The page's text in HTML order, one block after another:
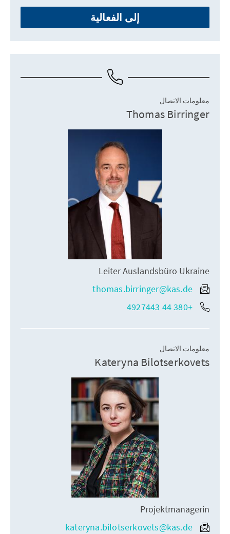
إلى الفعالية
معلومات الاتصال
Thomas Birringer
Leiter Auslandsbüro Ukraine
thomas.birringer@kas.de
+380 44 4927443
معلومات الاتصال
Kateryna Bilotserkovets
Projektmanagerin
kateryna.bilotserkovets@kas.de